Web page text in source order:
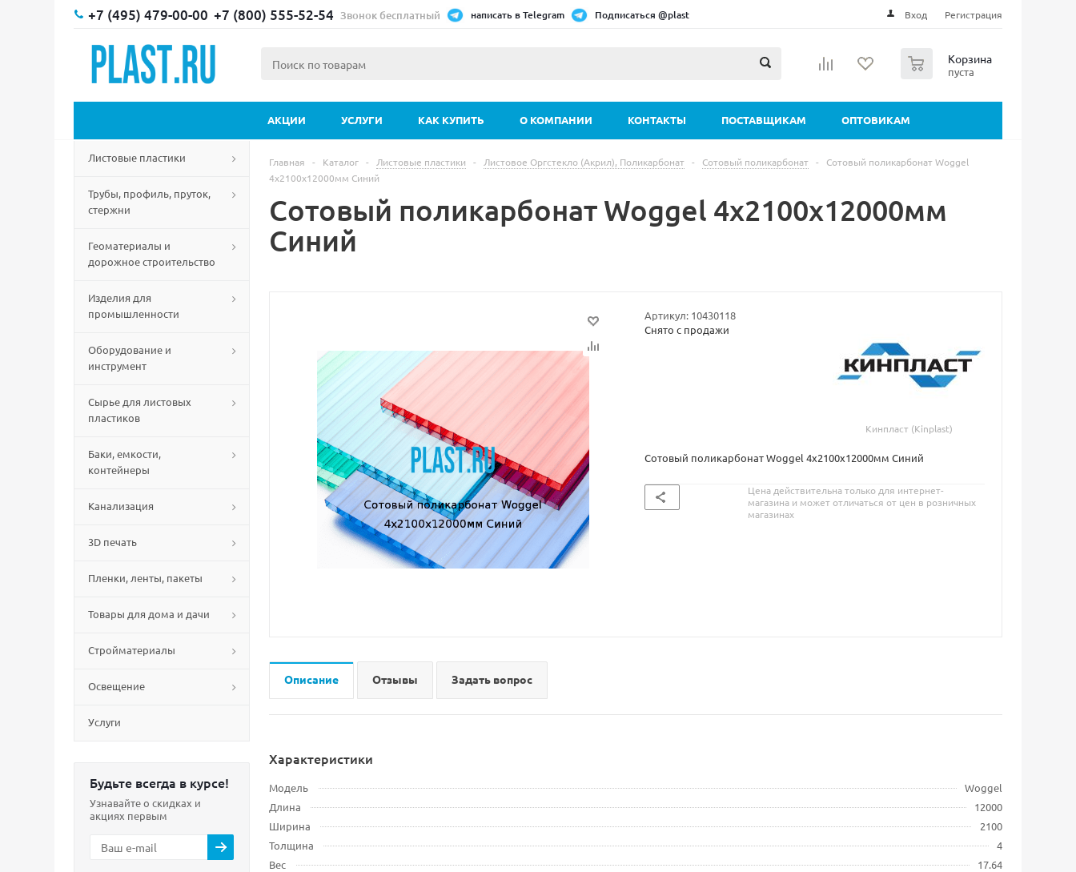
+7 (495) 479-00-00 +7 (800) 555-52-54 Звонок бесплатный написать в Telegram Подписаться @plast Вход Регистрация
Корзина
пуста
АКЦИИ УСЛУГИ КАК КУПИТЬ О КОМПАНИИ КОНТАКТЫ ПОСТАВЩИКАМ ОПТОВИКАМ
Листовые пластики
Трубы, профиль, пруток,
стержни
Геоматериалы и
дорожное строительство
Изделия для
промышленности
Оборудование и
инструмент
Сырье для листовых
пластиков
Баки, емкости,
контейнеры
Канализация
3D печать
Пленки, ленты, пакеты
Товары для дома и дачи
Стройматериалы
Освещение
Услуги
Будьте всегда в курсе!
Узнавайте о скидках и
акциях первым
Главная - Каталог - Листовые пластики - Листовое Оргстекло (Акрил), Поликарбонат - Сотовый поликарбонат -
Сотовый поликарбонат Woggel
4х2100х12000мм Синий
Сотовый поликарбонат Woggel 4х2100х12000мм
Синий
Артикул: 10430118
Снято с продажи
Кинпласт (Kinplast)
Сотовый поликарбонат Woggel 4х2100х12000мм Синий
Цена действительна только для интернет-
магазина и может отличаться от цен в розничных
магазинах
Описание Отзывы Задать вопрос
Характеристики
Модель
Woggel
Длина
12000
Ширина
2100
Толщина
4
Вес
17.64